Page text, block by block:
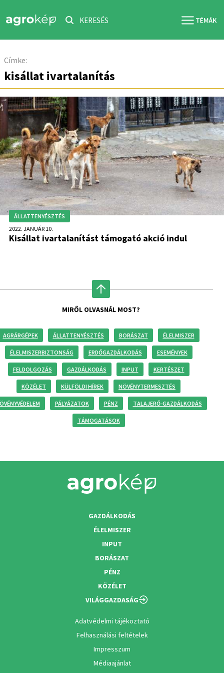
KERESÉS
Címke:
kisállat ivartalanítás
ÁLLATTENYÉSZTÉS
2022. JANUÁR 10.
Kisállat ivartalanítást támogató akció indul
MIRŐL OLVASNÁL MOST?
AGRÁRGÉPEK ÁLLATTENYÉSZTÉS BORÁSZAT ÉLELMISZER
ÉLELMISZERBIZTONSÁG ERDŐGAZDÁLKODÁS ESEMÉNYEK
FELDOLGOZÁS GAZDÁLKODÁS INPUT KERTÉSZET
KÖZÉLET KÜLFÖLDI HÍREK NÖVÉNYTERMESZTÉS
PÁLYÁZATOK PÉNZ TALAJERŐ-GAZDÁLKODÁS
TÁMOGATÁSOK
GAZDÁLKODÁS
ÉLELMISZER
INPUT
BORÁSZAT
PÉNZ
KÖZÉLET
VILÁGGAZDASÁG
Adatvédelmi tájékoztató
Felhasználási feltételek
Impresszum
Médiaajánlat